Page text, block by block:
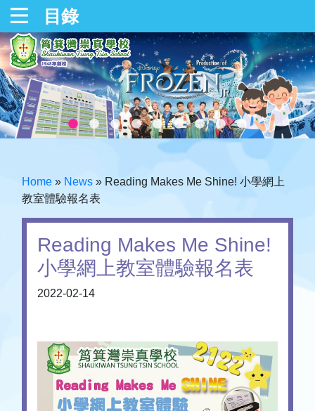
目錄
Home » News » Reading Makes Me Shine! 小學網上
教室體驗報名表
Reading Makes Me Shine!
小學網上教室體驗報名表
2022-02-14